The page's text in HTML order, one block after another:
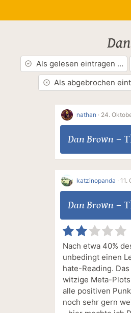
Als gelesen eintragen …
Als abgebrochen
nathan · 24.
Dan Brown –
katzinopanda · 11.
Dan Brown –
Nach etwa 40%
unbedingt einen
hate-Reading.
witzige Meta-
alle positiven
noch sehr gern